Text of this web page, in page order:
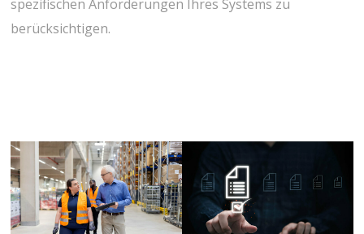
spezifischen Anforderungen Ihres Systems zu
berücksichtigen.